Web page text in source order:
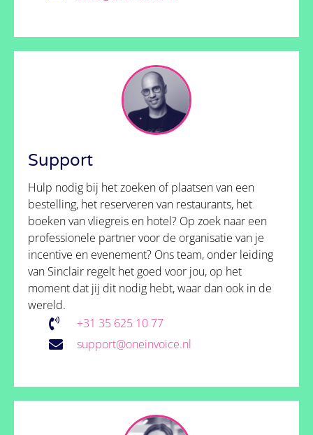
Support
Hulp nodig bij het zoeken of plaatsen van een
bestelling, het reserveren van restaurants, het
boeken van vliegreis en hotel? Op zoek naar een
professionele partner voor de organisatie van je
incentive en evenement? Ons team, onder leiding
van Sinclair regelt het goed voor jou, op het
moment dat jij dit nodig hebt, waar dan ook in de
wereld.
‭+31 35 625 10 77
support@oneinvoice.nl